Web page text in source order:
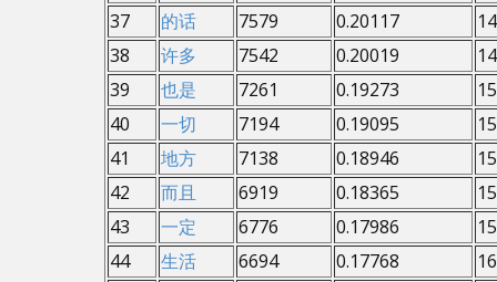
37
的话 7579 0.20117
38
许多 7542 0.20019
39
也是 7261 0.19273
40
一切 7194 0.19095
41
地方 7138 0.18946
42
而且 6919 0.18365
43
一定 6776 0.17986
44
生活 6694 0.17768